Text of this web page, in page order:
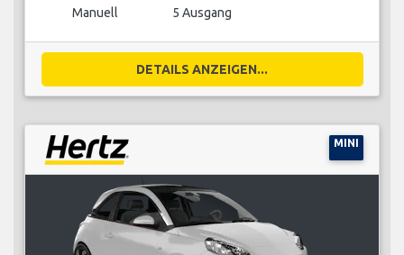
Manuell 5 Ausgang
DETAILS ANZEIGEN...
MINI